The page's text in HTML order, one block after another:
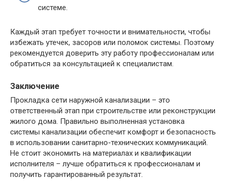
системе.
Каждый этап требует точности и внимательности, чтобы
избежать утечек, засоров или поломок системы. Поэтому
рекомендуется доверить эту работу профессионалам или
обратиться за консультацией к специалистам.
Заключение
Прокладка сети наружной канализации – это
ответственный этап при строительстве или реконструкции
жилого дома. Правильно выполненная установка
системы канализации обеспечит комфорт и безопасность
в использовании санитарно-технических коммуникаций.
Не стоит экономить на материалах и квалификации
исполнителя – лучше обратиться к профессионалам и
получить гарантированный результат.